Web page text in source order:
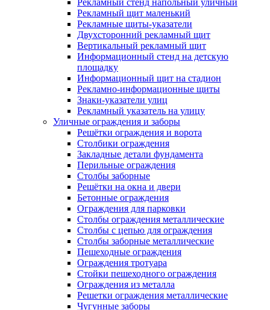
Рекламный стенд напольный уличный
Рекламный щит маленький
Рекламные щиты-указатели
Двухсторонний рекламный щит
Вертикальный рекламный щит
Информационный стенд на детскую
площадку
Информационный щит на стадион
Рекламно-информационные щиты
Знаки-указатели улиц
Рекламный указатель на улицу
Уличные ограждения и заборы
Решётки ограждения и ворота
Столбики ограждения
Закладные детали фундамента
Перильные ограждения
Столбы заборные
Решётки на окна и двери
Бетонные ограждения
Ограждения для парковки
Столбы ограждения металлические
Столбы с цепью для ограждения
Столбы заборные металлические
Пешеходные ограждения
Ограждения тротуара
Стойки пешеходного ограждения
Ограждения из металла
Решетки ограждения металлические
Чугунные заборы